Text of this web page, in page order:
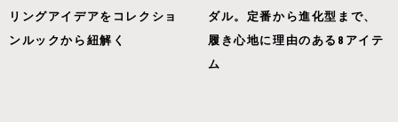
リングアイデアをコレクショ
ンルックから紐解く
ダル。定番から進化型まで、
履き心地に理由のある8アイテ
ム